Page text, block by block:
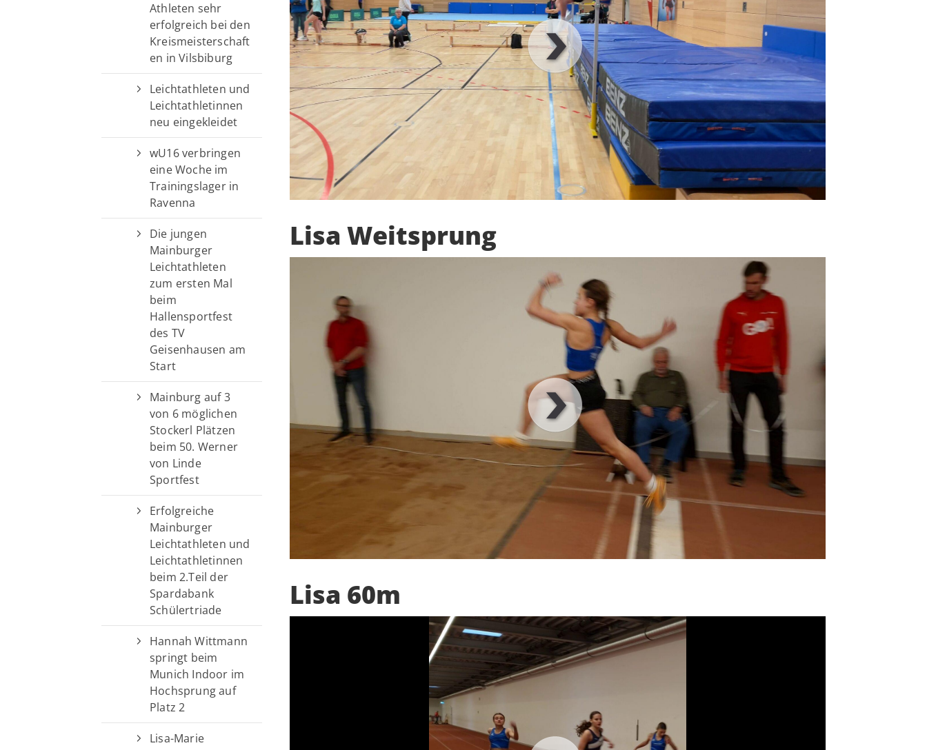
00:00:00|00:00:00
Lisa Weitsprung
00 00
Lisa 60m
Athleten sehr
erfolgreich bei den
Kreismeisterschaft
en in Vilsbiburg
Leichtathleten und
Leichtathletinnen
neu eingekleidet
wU16 verbringen
eine Woche im
Trainingslager in
Ravenna
Die jungen
Mainburger
Leichtathleten
zum ersten Mal
beim
Hallensportfest
des TV
Geisenhausen am
Start
Mainburg auf 3
von 6 möglichen
Stockerl Plätzen
beim 50. Werner
von Linde
Sportfest
Erfolgreiche
Mainburger
Leichtathleten und
Leichtathletinnen
beim 2.Teil der
Spardabank
Schülertriade
Hannah Wittmann
springt beim
Munich Indoor im
Hochsprung auf
Platz 2
Lisa-Marie